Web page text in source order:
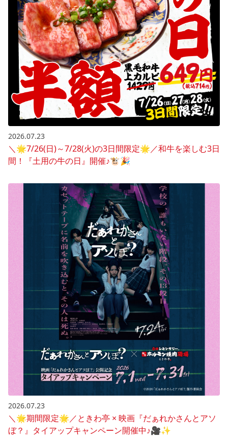
2026.07.23
＼🌟7/26(日)～7/28(火)の3日間限定🌟／和牛を楽しむ3日
間！『土用の牛の日』開催♪🐮🎉
2026.07.23
＼🌟期間限定🌟／ときわ亭 × 映画『だぁれかさんとアソ
ぼ？』タイアップキャンペーン開催中♪🎥✨